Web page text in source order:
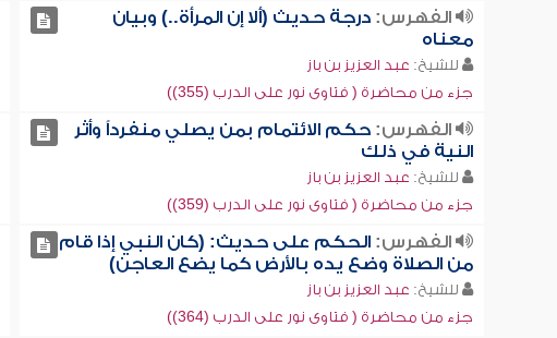
الفهرس:درجة حديث (ألا إن المرأة..) وبيان
معناه
للشيخ: عبد العزيز بن باز
جزء من محاضرة ( فتاوى نور على الدرب (355))
الفهرس:حكم الائتمام بمن يصلي منفرداً وأثر
النية في ذلك
للشيخ: عبد العزيز بن باز
جزء من محاضرة ( فتاوى نور على الدرب (359))
الفهرس:الحكم على حديث: (كان النبي إذا قام
من الصلاة وضع يده بالأرض كما يضع العاجن)
للشيخ: عبد العزيز بن باز
جزء من محاضرة ( فتاوى نور على الدرب (364))